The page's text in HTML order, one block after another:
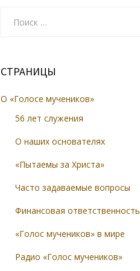
СТРАНИЦЫ
О «Голосе мучеников»
56 лет служения
О наших основателях
«Пытаемы за Христа»
Часто задаваемые вопросы
Финансовая ответственность
«Голос мучеников» в мире
Радио «Голос мучеников»